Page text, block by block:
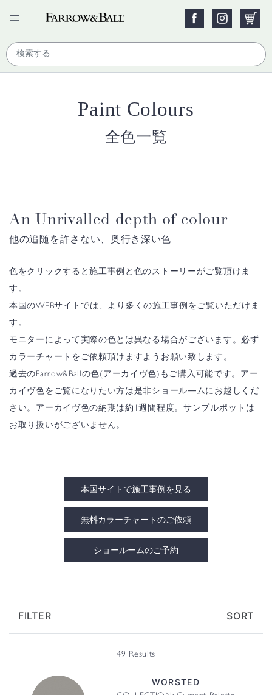
Paint Colours
全色一覧
An Unrivalled depth of colour
他の追随を許さない、奥行き深い色
色をクリックすると施工事例と色のストーリーがご覧頂けま
す。
本国のWEBサイト では、より多くの施工事例をご覧いただけま
す。
モニターによって実際の色とは異なる場合がございます。必ず
カラーチャートをご依頼頂けますようお願い致します。
過去のFarrow&Ballの色(アーカイヴ色)もご購入可能です。アー
カイヴ色をご覧になりたい方は是非ショール―ムにお越しくだ
さい。アーカイヴ色の納期は約1週間程度。サンプルポットは
お取り扱いがございません。
本国サイトで施工事例を見る
無料カラーチャートのご依頼
ショールームのご予約
FILTER SORT
49 Results
WORSTED